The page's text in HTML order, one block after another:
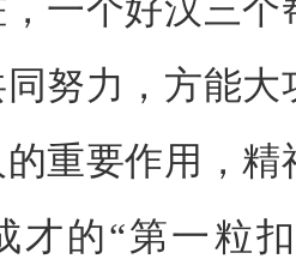
一个好汉三
努力，方能
重要作用，
才的“第一粒